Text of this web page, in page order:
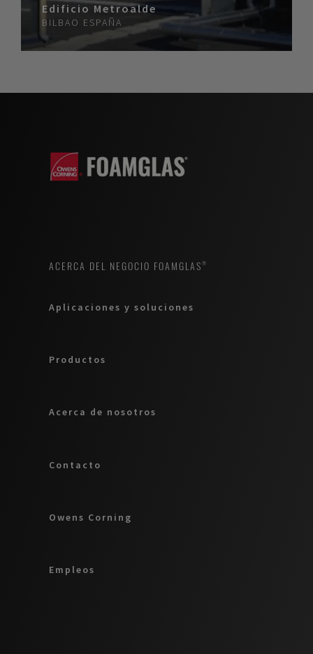
Edificio Metroalde
BILBAO ESPAÑA
ACERCA DEL NEGOCIO FOAMGLAS®
Aplicaciones y soluciones
Productos
Acerca de nosotros
Contacto
Owens Corning
Empleos